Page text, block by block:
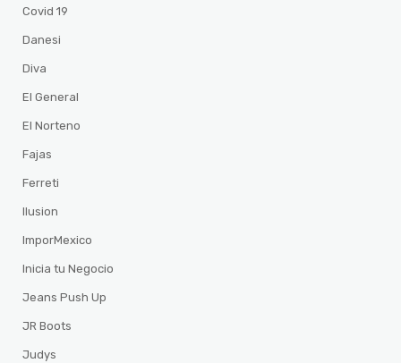
Covid 19
Danesi
Diva
El General
El Norteno
Fajas
Ferreti
Ilusion
ImporMexico
Inicia tu Negocio
Jeans Push Up
JR Boots
Judys